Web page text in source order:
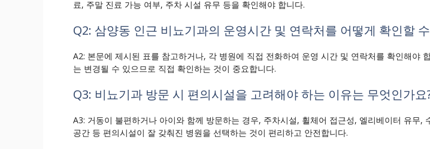
료, 주말 진료 가능 여부, 주차 시설 유무 등을 확인해야 합니다.
Q2: 삼양동 인근 비뇨기과의 운영시간 및 연락처를 어떻게 확인할
A2: 본문에 제시된 표를 참고하거나, 각 병원에 직접 전화하여 운영 시간 및 연락처를 확인해야
는 변경될 수 있으므로 직접 확인하는 것이 중요합니다.
Q3: 비뇨기과 방문 시 편의시설을 고려해야 하는 이유는 무엇인가요
A3: 거동이 불편하거나 아이와 함께 방문하는 경우, 주차시설, 휠체어 접근성, 엘리베이터 유무,
공간 등 편의시설이 잘 갖춰진 병원을 선택하는 것이 편리하고 안전합니다.